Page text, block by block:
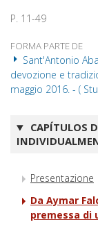
P. 11-49
FORMA PARTE DE
Sant'Antonio
devozione e
maggio 2016. - (
CAPÍTULOS
Presentazione
Da Aymar
premessa di